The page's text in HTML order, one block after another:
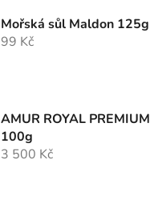
Mořská sůl Maldon 125g
99 Kč
AMUR ROYAL PREMIUM
100g
3 500 Kč